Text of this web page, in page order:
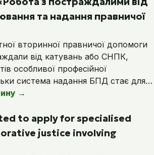
та надання правничої
вторинної правничої допомоги
від катувань або СНПК,
особливої професійної
система надання БПД стає для…
→
to apply for specialised
justice involving